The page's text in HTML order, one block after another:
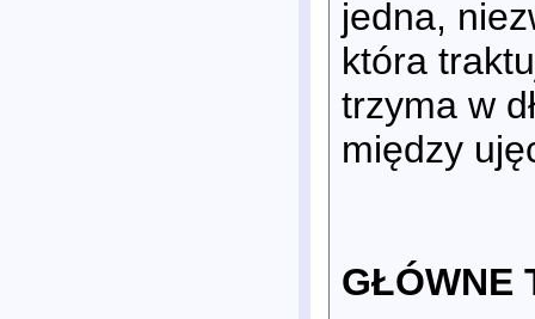
jedna,
która
trzyma w
między
GŁÓWNE